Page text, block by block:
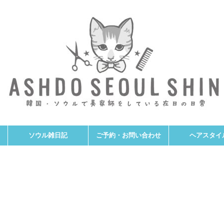
ソウル雑日記 ご予約・お問い合わせ ヘアスタイ